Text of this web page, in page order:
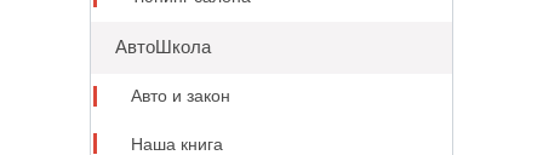
АвтоШкола
Авто и закон
Наша книга